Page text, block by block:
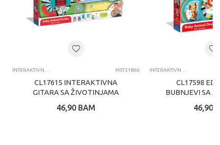
INTERAKTIVNE IGRACKE ZA DECU MST31866
CL17615 INTERAKTIVNA
GITARA SA ŽIVOTINJAMA
46,90 BAM
INTERAKTIVNE IGRACKE ZA DECU
CL17598
BUBNJEVI SA
46,90